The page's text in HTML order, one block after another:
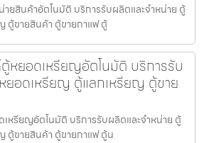
ยสินค้า​อัตโนมัติ บริการรับผลิตและจำหน่าย ตู้
ตู้ขายสินค้า ตู้ขายกาแฟ ตู้
หยอดเหรียญ​อัตโนมัติ บริการรับ
ยอดเหรียญ ตู้แลกเหรียญ ตู้ขาย
หรียญ​อัตโนมัติ บริการรับผลิตและจำหน่าย ตู้
ตู้ขายสินค้า ตู้ขายกาแฟ ตู้น